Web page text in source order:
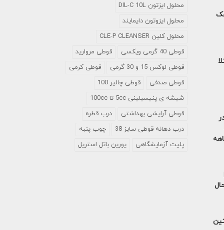
در 9 ماهه
محلول ایزتون DIL-C 10L
محلول ایزوتون دایمایند
محلول کلین CLE-P CLEANSER
قوطی 40 گرمی ویکسی
قوطی مروارید
قوطی لوکس 15 و 30 گرمی
قوطی کرمی
قوطی صدفی
قوطی چالیر 100
شیشه ی پنیسیلینی 5cc تا 100cc
قوطی آرایشی بهداشتی
درب قطره
درب دهانه قوطی سایز 38
چوب پنبه
پلیت آزمایشگاهی
یورین باتل استریل